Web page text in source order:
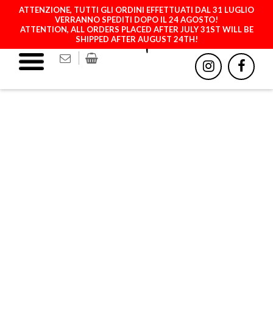
ATTENZIONE, TUTTI GLI ORDINI EFFETTUATI DAL 31 LUGLIO
VERRANNO SPEDITI DOPO IL 24 AGOSTO!
ATTENTION, ALL ORDERS PLACED AFTER JULY 31ST WILL BE
SHIPPED AFTER AUGUST 24TH!